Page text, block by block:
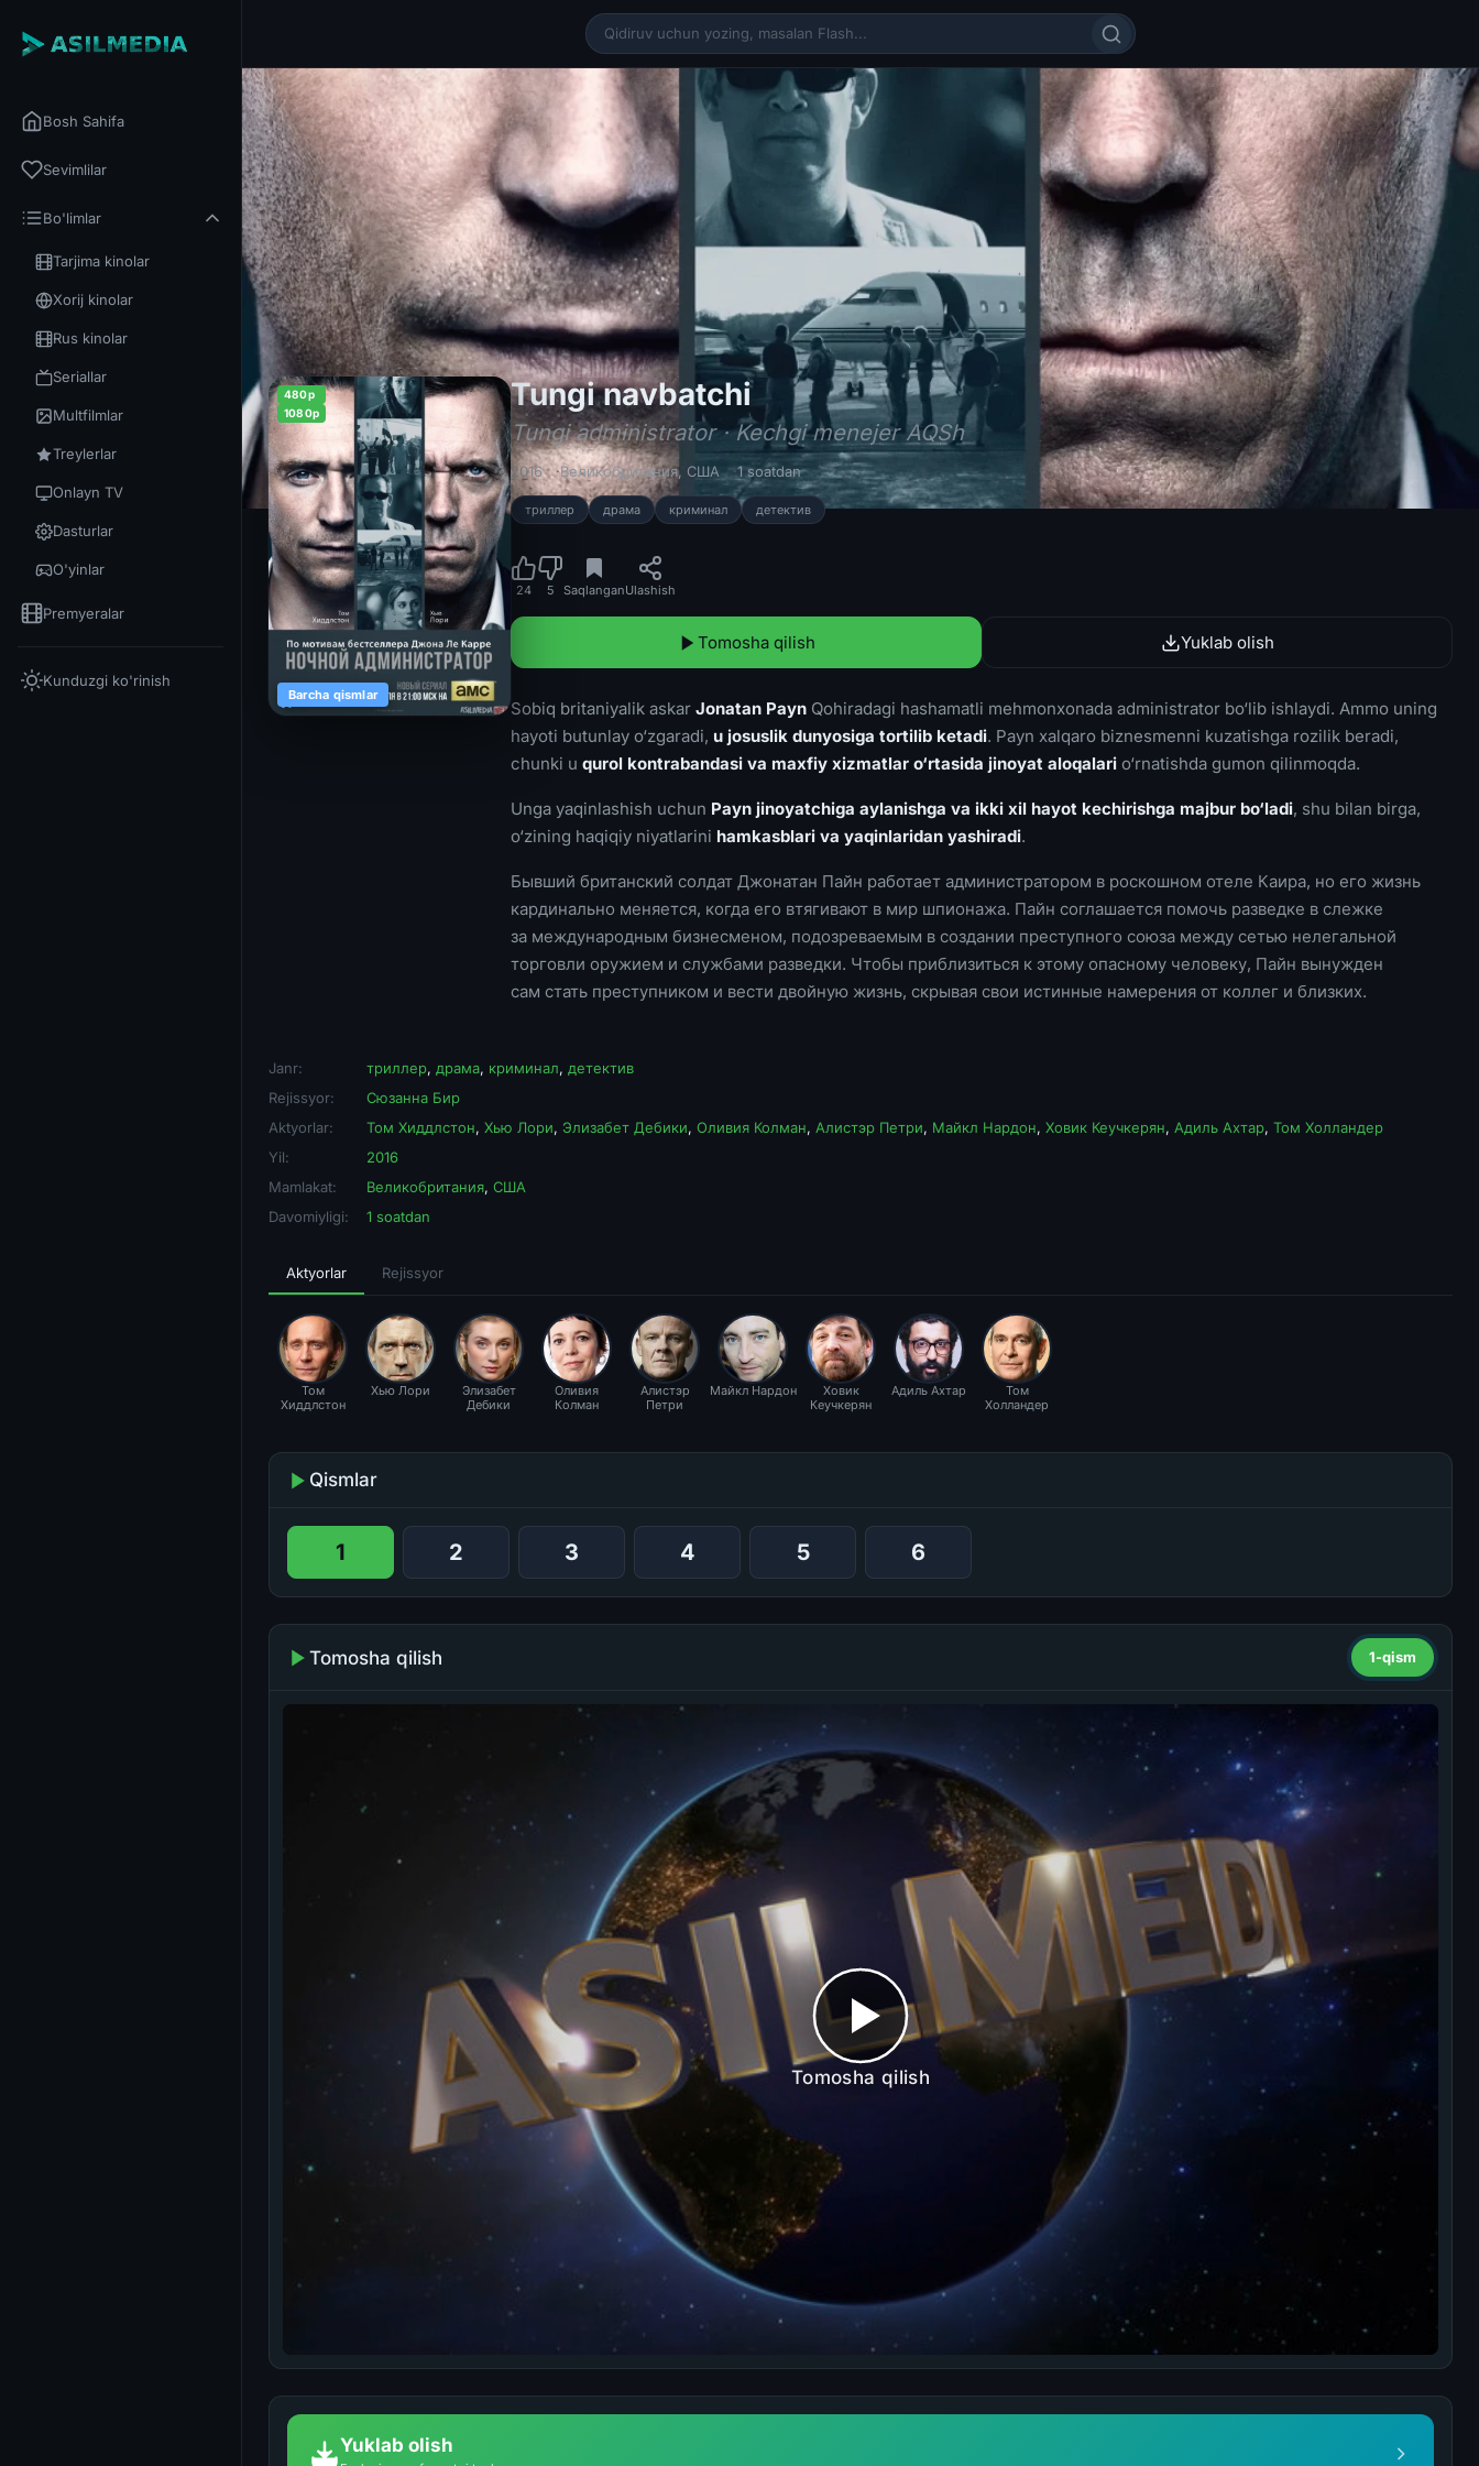
Bosh Sahifa
Sevimlilar
Bo'limlar
Tarjima kinolar
Xorij kinolar
Rus kinolar
Seriallar
Multfilmlar
Treylerlar
Onlayn TV
Dasturlar
O'yinlar
Premyeralar
Kunduzgi ko'rinish
480p
1080p
Barcha qismlar
Tungi navbatchiTungi navbatchi / Tungi administrator / Kechgi
Tungi administrator · Kechgi menejer AQSh
2016 Великобритания, США 1 soatdan
триллер драма криминал детектив
24 5 SaqlanganUlashish
Tomosha qilish Yuklab olish
Sobiq britaniyalik askar Jonatan Payn Qohiradagi hashamatli mehmonxonada administrator bo‘lib ishlaydi. Ammo uning
hayoti butunlay o‘zgaradi, u josuslik dunyosiga tortilib ketadi. Payn xalqaro biznesmenni kuzatishga rozilik beradi,
chunki u qurol kontrabandasi va maxfiy xizmatlar o‘rtasida jinoyat aloqalari o‘rnatishda gumon qilinmoqda.
Unga yaqinlashish uchun Payn jinoyatchiga aylanishga va ikki xil hayot kechirishga majbur bo‘ladi, shu bilan birga,
o‘zining haqiqiy niyatlarini hamkasblari va yaqinlaridan yashiradi.
Бывший британский солдат Джонатан Пайн работает администратором в роскошном отеле Каира, но его жизнь
кардинально меняется, когда его втягивают в мир шпионажа. Пайн соглашается помочь разведке в слежке
за международным бизнесменом, подозреваемым в создании преступного союза между сетью нелегальной
торговли оружием и службами разведки. Чтобы приблизиться к этому опасному человеку, Пайн вынужден
сам стать преступником и вести двойную жизнь, скрывая свои истинные намерения от коллег и близких.
Janr: триллер, драма, криминал, детектив
Rejissyor:
Сюзанна Бир
Aktyorlar:
Том Хиддлстон, Хью Лори, Элизабет Дебики, Оливия Колман, Алистэр Петри, Майкл Нардон, Ховик Кеучкерян, Адиль Ахтар, Том Холландер
Yil:
2016
Mamlakat:
Великобритания, США
Davomiyligi:
1 soatdan
Aktyorlar Rejissyor
Том
Хиддлстон
Хью Лори
Элизабет
Дебики
Оливия
Колман
Алистэр
Петри
Майкл Нардон
Ховик
Кеучкерян
Адиль Ахтар
Том
Холландер
Qismlar
1 2 3 4 5 6
Tomosha qilish 1-qism
Tomosha qilish
Yuklab olish